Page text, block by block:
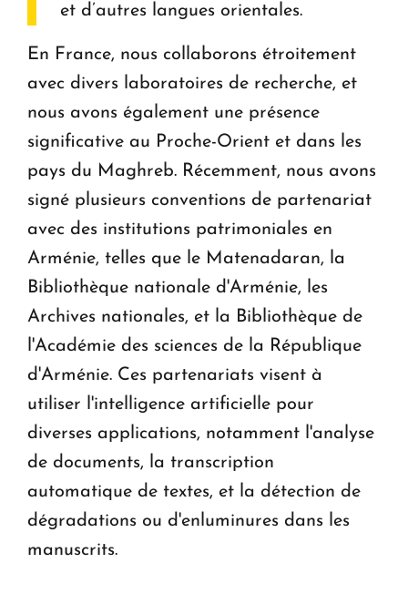
et d’autres langues orientales.
En France, nous collaborons étroitement
avec divers laboratoires de recherche, et
nous avons également une présence
significative au Proche-Orient et dans les
pays du Maghreb. Récemment, nous avons
signé plusieurs conventions de partenariat
avec des institutions patrimoniales en
Arménie, telles que le Matenadaran, la
Bibliothèque nationale d'Arménie, les
Archives nationales, et la Bibliothèque de
l'Académie des sciences de la République
d'Arménie. Ces partenariats visent à
utiliser l'intelligence artificielle pour
diverses applications, notamment l'analyse
de documents, la transcription
automatique de textes, et la détection de
dégradations ou d'enluminures dans les
manuscrits.